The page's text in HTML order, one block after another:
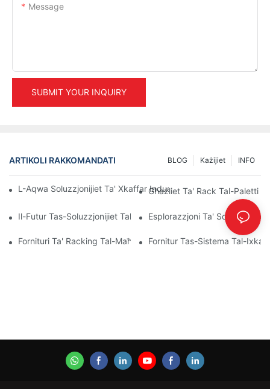
Message
SUBMIT YOUR INQUIRY
ARTIKOLI RAKKOMANDATI INFO
Każijiet
BLOG
L-Aqwa Soluzzjonijiet Ta' Xkaffar Industrijali Għal Ġestjoni
Għażliet Ta' Rack Tal-Paletti
Il-Futur Tas-Soluzzjonijiet Tal-Pallet Rack: Xejriet U
Esplorazzjoni Ta'
Fornituri Ta' Racking Tal-Maħżen: X'Għandek Tfittex
Fornitur Tas-Sistema Tal-